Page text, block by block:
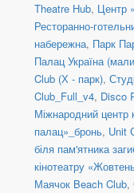
Theatre Hub, Центр
Ресторанно-
набережна, Парк
Палац Україна
Club (Х - парк),
Club_Full_v4, Disco
Міжнародний центр
палац»_бронь, Unit
біля пам'ятника
кінотеатру
Маячок Beach Club,